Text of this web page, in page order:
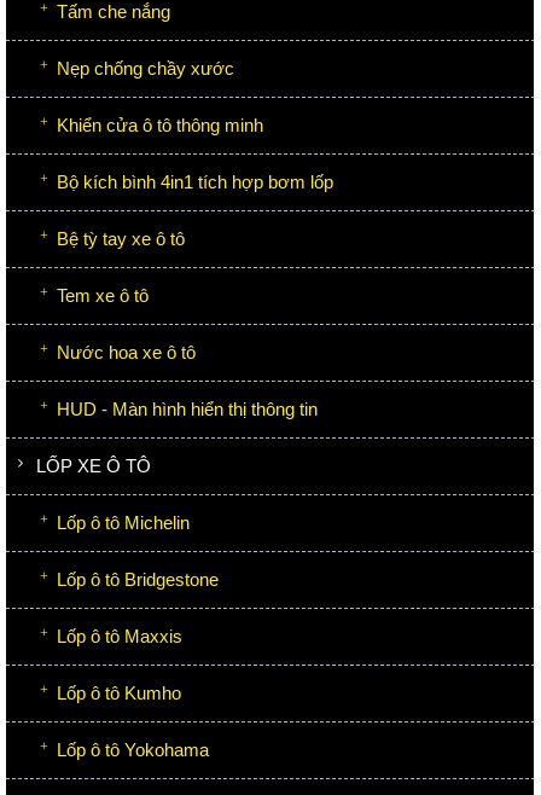
Tấm che nắng
Nẹp chống chầy xước
Khiển cửa ô tô thông minh
Bộ kích bình 4in1 tích hợp bơm lốp
Bệ tỳ tay xe ô tô
Tem xe ô tô
Nước hoa xe ô tô
HUD - Màn hình hiển thị thông tin
LỐP XE Ô TÔ
Lốp ô tô Michelin
Lốp ô tô Bridgestone
Lốp ô tô Maxxis
Lốp ô tô Kumho
Lốp ô tô Yokohama